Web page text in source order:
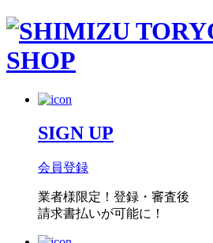
SIGN UP
会員登録
業者様限定！ 登録・審査後
請求書払いが可能に！